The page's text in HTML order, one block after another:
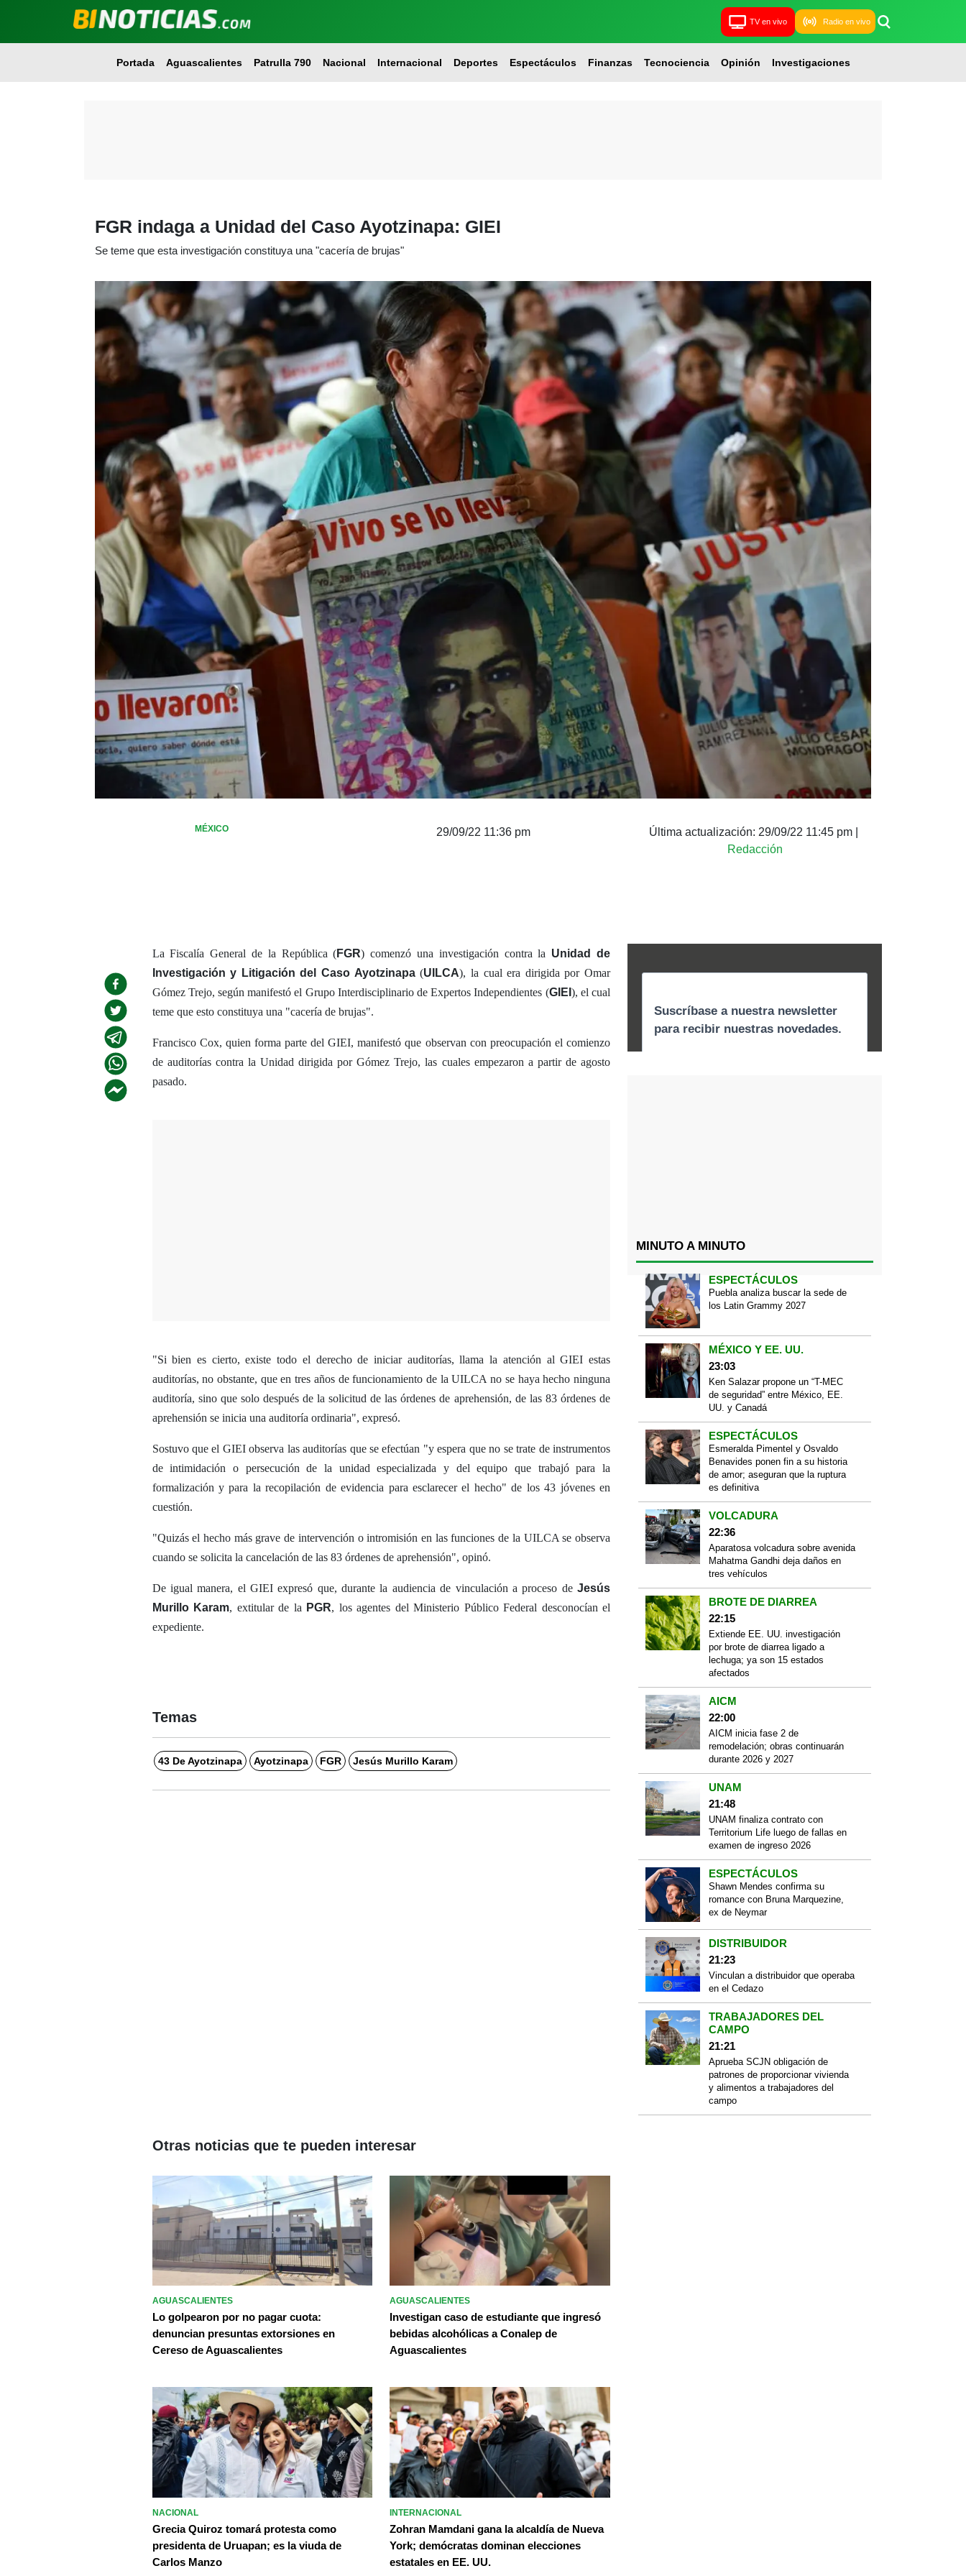
TV en vivo Radio en vivo
Portada Aguascalientes Patrulla 790 Nacional Internacional Deportes Espectáculos Finanzas Tecnociencia Opinión Investigaciones
FGR indaga a Unidad del Caso Ayotzinapa: GIEI
Se teme que esta investigación constituya una "cacería de brujas"
MÉXICO 29/09/22 11:36 pm Última actualización: 29/09/22 11:45 pm|
Redacción
La Fiscalía General de la República (FGR) comenzó una investigación contra la Unidad de
Investigación y Litigación del
Caso Ayotzinapa(UILCA), la cual era dirigida por Omar
Gómez Trejo, según manifestó el Grupo Interdisciplinario de Expertos Independientes (GIEI ), el cual
teme que esto constituya una "cacería de brujas".
Francisco Cox, quien forma parte del GIEI, manifestó que observan con preocupación el comienzo
de auditorías contra la Unidad dirigida por Gómez Trejo, las cuales empezaron a partir de agosto
pasado.
"Si bien es cierto, existe todo el derecho de iniciar auditorías, llama la atención al GIEI estas
auditorías, no obstante, que en tres años de funcionamiento de la UILCA no se haya hecho ninguna
auditoría, sino que solo después de la solicitud de las órdenes de aprehensión, de las 83 órdenes de
aprehensión se inicia una auditoría ordinaria", expresó.
Sostuvo que el GIEI observa las auditorías que se efectúan "y espera que no se trate de instrumentos
de intimidación o persecución de la unidad especializada y del equipo que trabajó para la
formalización y para la recopilación de evidencia para esclarecer el hecho" de los 43 jóvenes en
cuestión.
"Quizás el hecho más grave de intervención o intromisión en las funciones de la UILCA se observa
cuando se solicita la cancelación de las 83 órdenes de aprehensión", opinó.
De igual manera, el GIEI expresó que, durante la audiencia de vinculación a proceso de Jesús
Murillo Karam, extitular de la PGR, los agentes del Ministerio Público Federal desconocían el
expediente.
Temas
43 De Ayotzinapa Ayotzinapa FGR Jesús Murillo Karam
MINUTO A MINUTO
ESPECTÁCULOS
Puebla analiza buscar la sede de
los Latin Grammy 2027
MÉXICO Y EE. UU.
23:03
Ken Salazar propone un “T-MEC
de seguridad” entre México, EE.
UU. y Canadá
ESPECTÁCULOS
Esmeralda Pimentel y Osvaldo
Benavides ponen fin a su historia
de amor; aseguran que la ruptura
es definitiva
VOLCADURA
22:36
Aparatosa volcadura sobre avenida
Mahatma Gandhi deja daños en
tres vehículos
BROTE DE DIARREA
22:15
Extiende EE. UU. investigación
por brote de diarrea ligado a
lechuga; ya son 15 estados
afectados
AICM
22:00
AICM inicia fase 2 de
remodelación; obras continuarán
durante 2026 y 2027
UNAM
21:48
UNAM finaliza contrato con
Territorium Life luego de fallas en
examen de ingreso 2026
ESPECTÁCULOS
Shawn Mendes confirma su
romance con Bruna Marquezine,
ex de Neymar
DISTRIBUIDOR
21:23
Vinculan a distribuidor que operaba
en el Cedazo
TRABAJADORES DEL
CAMPO
21:21
Aprueba SCJN obligación de
patrones de proporcionar vivienda
y alimentos a trabajadores del
campo
Otras noticias que te pueden interesar
AGUASCALIENTES
Lo golpearon por no pagar cuota:
denuncian presuntas extorsiones en
Cereso de Aguascalientes
AGUASCALIENTES
Investigan caso de estudiante que ingresó
bebidas alcohólicas a Conalep de
Aguascalientes
NACIONAL
Grecia Quiroz tomará protesta como
presidenta de Uruapan; es la viuda de
Carlos Manzo
INTERNACIONAL
Zohran Mamdani gana la alcaldía de Nueva
York; demócratas dominan elecciones
estatales en EE. UU.